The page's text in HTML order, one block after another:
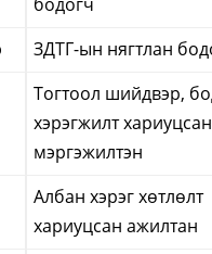
ЗДТГ-ын нягтлан
Тогтоол шийдвэр,
хэрэгжилт хариуцсан
мэргэжилтэн
Албан хэрэг хөтлөлт
хариуцсан ажилтан